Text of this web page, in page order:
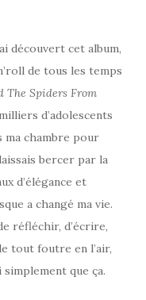
découvert cet album,
de tous les temps
The Spiders From
d’adolescents
ma chambre pour
bercer par la
d’élégance et
a changé ma vie.
réfléchir, d’écrire,
tout foutre en l’air,
que ça.